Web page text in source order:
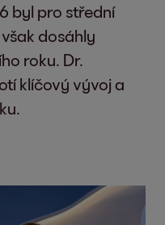
byl pro střední
dosáhly
roku. Dr.
klíčový vývoj a